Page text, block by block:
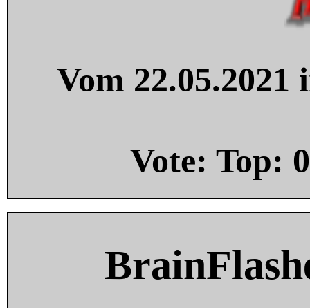
Vom
Vote: Top: 0